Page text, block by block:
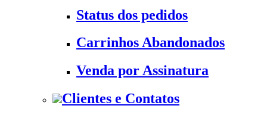
Status dos pedidos
Carrinhos Abandonados
Venda por Assinatura
Clientes e Contatos